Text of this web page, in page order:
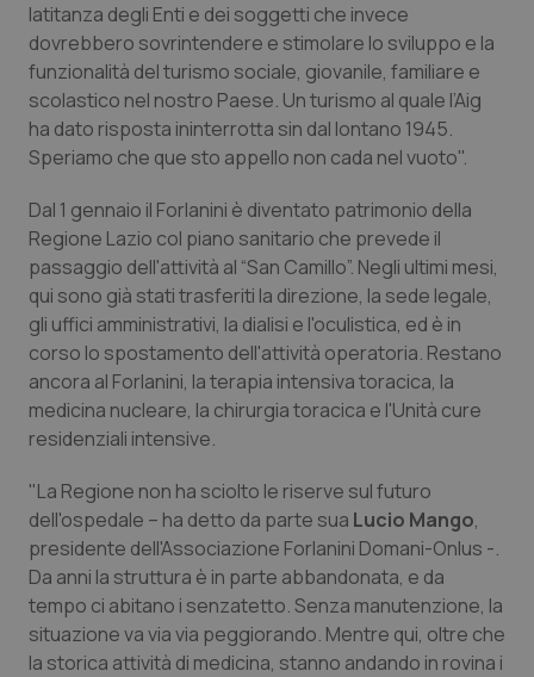
Liguria
Lombardia
Marche
Molise
Piemonte
Provincia Autonoma di Bolzano
Provincia Autonoma di Trento
Sardegna
Sicilia
Toscana
Disturbi dell’umore
Dolore
Donna & Salute
Epatiti
HIV
Infezioni & Febbre
Ipertensione & Scompenso
Malattia di Crohn & Rettocolite Ulcerosa
Neuroscienze & patologie neurodegenerative
Obesità
latitanza degli Enti e dei soggetti che invece
dovrebbero sovrintendere e stimolare lo sviluppo e la
funzionalità del turismo sociale, giovanile, familiare e
scolastico nel nostro Paese. Un turismo al quale l’Aig
ha dato risposta ininterrotta sin dal lontano 1945.
Speriamo che que sto appello non cada nel vuoto".
Dal 1 gennaio il Forlanini è diventato patrimonio della
Regione Lazio col piano sanitario che prevede il
passaggio dell'attività al “San Camillo”. Negli ultimi mesi,
qui sono già stati trasferiti la direzione, la sede legale,
gli uffici amministrativi, la dialisi e l'oculistica, ed è in
corso lo spostamento dell'attività operatoria. Restano
ancora al Forlanini, la terapia intensiva toracica, la
medicina nucleare, la chirurgia toracica e l'Unità cure
residenziali intensive.
"La Regione non ha sciolto le riserve sul futuro
dell'ospedale – ha detto da parte sua Lucio Mango,
presidente dell'Associazione Forlanini Domani-Onlus -.
Da anni la struttura è in parte abbandonata, e da
tempo ci abitano i senzatetto. Senza manutenzione, la
situazione va via via peggiorando. Mentre qui, oltre che
la storica attività di medicina, stanno andando in rovina i